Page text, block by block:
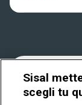
Play Your
News
Cookies
Sisal
scegli tu